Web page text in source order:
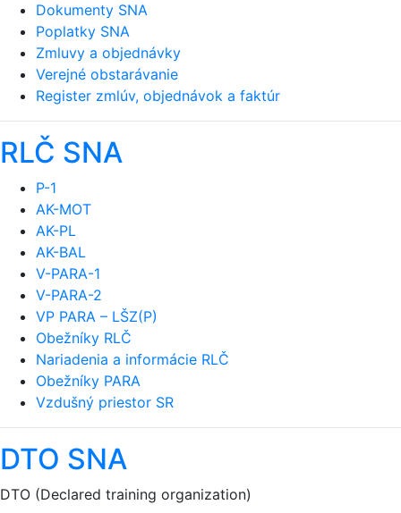
Dokumenty SNA
Poplatky SNA
Zmluvy a objednávky
Verejné obstarávanie
Register zmlúv, objednávok a faktúr
RLČ SNA
P-1
AK-MOT
AK-PL
AK-BAL
V-PARA-1
V-PARA-2
VP PARA – LŠZ(P)
Obežníky RLČ
Nariadenia a informácie RLČ
Obežníky PARA
Vzdušný priestor SR
DTO SNA
DTO (Declared training organization)